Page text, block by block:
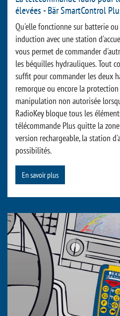
élevées - Bär SmartControl
Qu'elle fonctionne sur batterie
induction avec une station
vous permet de commander
les béquilles hydrauliques. Tout
suffit pour commander les deux
remorque ou encore la
manipulation non autorisée
RadioKey bloque tous les
télécommande Plus quitte la
version rechargeable, la station
possibilités.
En savoir plus